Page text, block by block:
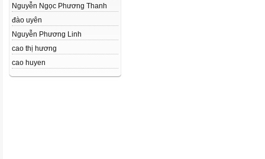
Nguyễn Ngọc Phương Thanh
đào uyên
Nguyễn Phương Linh
cao thị hương
cao huyen